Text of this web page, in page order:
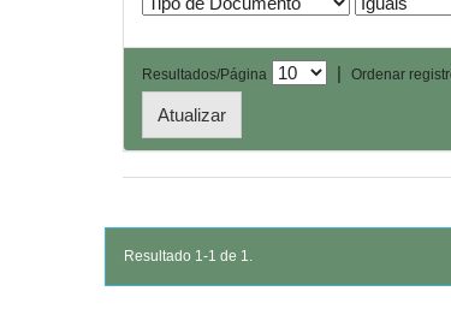
Resultados/Página | Ordenar
Resultado 1-1 de 1.